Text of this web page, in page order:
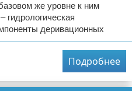
же уровне к ним
деривационных
Подробнее